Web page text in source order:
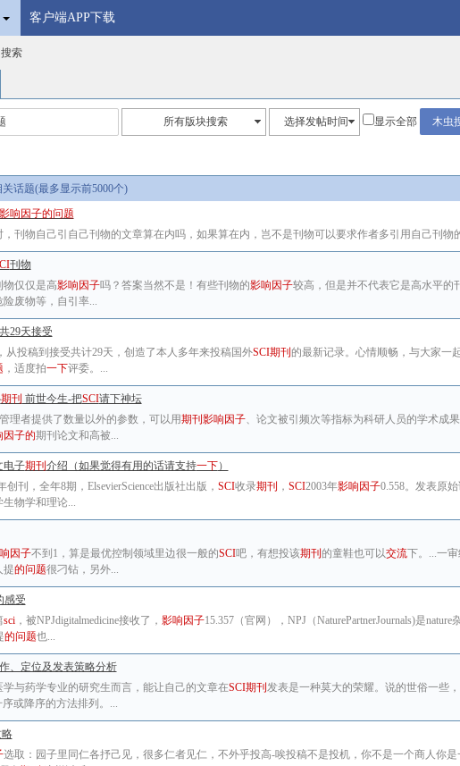
客户端APP下载
索
所有版块搜索 选择发帖时间 显示全部
话题(最多显示前5000个)
响因子的问题
，刊物自己引自己刊物的文章算在内吗，如果算在内，岂不是刊物可以要求作者多引用自己刊物
刊物
物仅仅是高影响因子吗？答案当然不是！有些刊物的影响因子较高，但是并不代表它是高水平的
废物等，自引率...
共29天接受
从投稿到接受共计29天，创造了本人多年来投稿国外SCI期刊 的最新记录。心情顺畅，与大家一
，适度拍一下评委。...
期刊 前世今生-把SCI请下神坛
理者提供了数量以外的参数，可以用期刊影响因子、论文被引频次等指标为科研人员的学术成
因子的期刊论文和高被...
电子期刊 介绍（如果觉得有用的话请支持一下）
创刊，全年8期，ElsevierScience出版社出版， SCI收录期刊 ， SCI2003年影响因子0.558。发表原
物学和理论...
因子不到1，算是最优控制领域里边很一般的SCI吧，有想投该期刊 的童鞋也可以交流下。...一
提的问题很刁钻，另外...
感受
sci，被NPJdigitalmedicine接收了， 影响因子15.357（官网），NPJ（NaturePartnerJournals)是nature
的问题也...
、定位及发表策略分析
与药学专业的研究生而言，能让自己的文章在SCI期刊 发表是一种莫大的荣耀。说的世俗一些
或降序的方法排列。...
选取：园子里同仁各抒己见，很多仁者见仁，不外乎投高-唉投稿不是投机，你不是一个商人你